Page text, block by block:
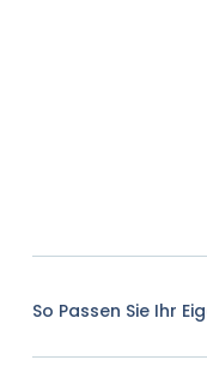
So Passen Sie Ihr